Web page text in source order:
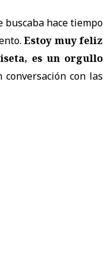
buscaba hace tiempo
Estoy muy feliz
es un orgullo
con las